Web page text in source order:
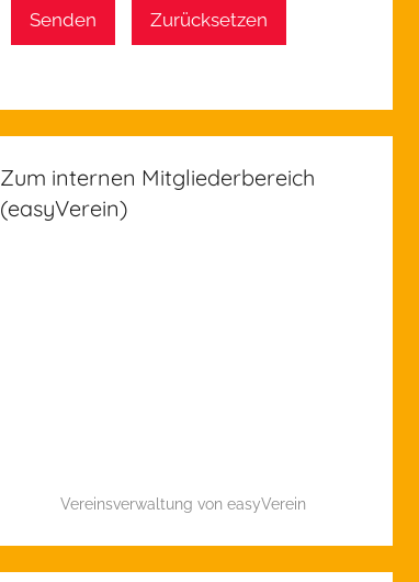
Senden Zurücksetzen
Zum internen Mitgliederbereich
(easyVerein)
Vereinsverwaltung von easyVerein